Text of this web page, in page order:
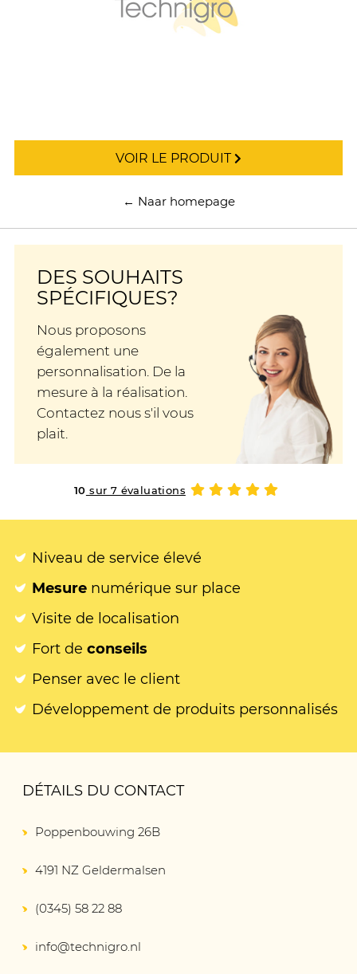
VOIR LE PRODUIT
← Naar homepage
DES SOUHAITS
SPÉCIFIQUES?
Nous proposons
également une
personnalisation. De la
mesure à la réalisation.
Contactez nous s'il vous
plait.
10 sur 7 évaluations
Niveau de service élevé
Mesure numérique sur place
Visite de localisation
Fort de conseils
Penser avec le client
Développement de produits personnalisés
DÉTAILS DU CONTACT
Poppenbouwing 26B
4191 NZ Geldermalsen
(0345) 58 22 88
info@technigro.nl